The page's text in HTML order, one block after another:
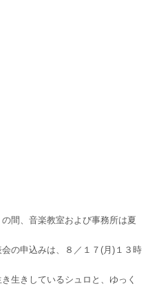
間、音楽教室および事務所は夏
の申込みは、８／１７(月)１３時
生きしているシュロと、ゆっく